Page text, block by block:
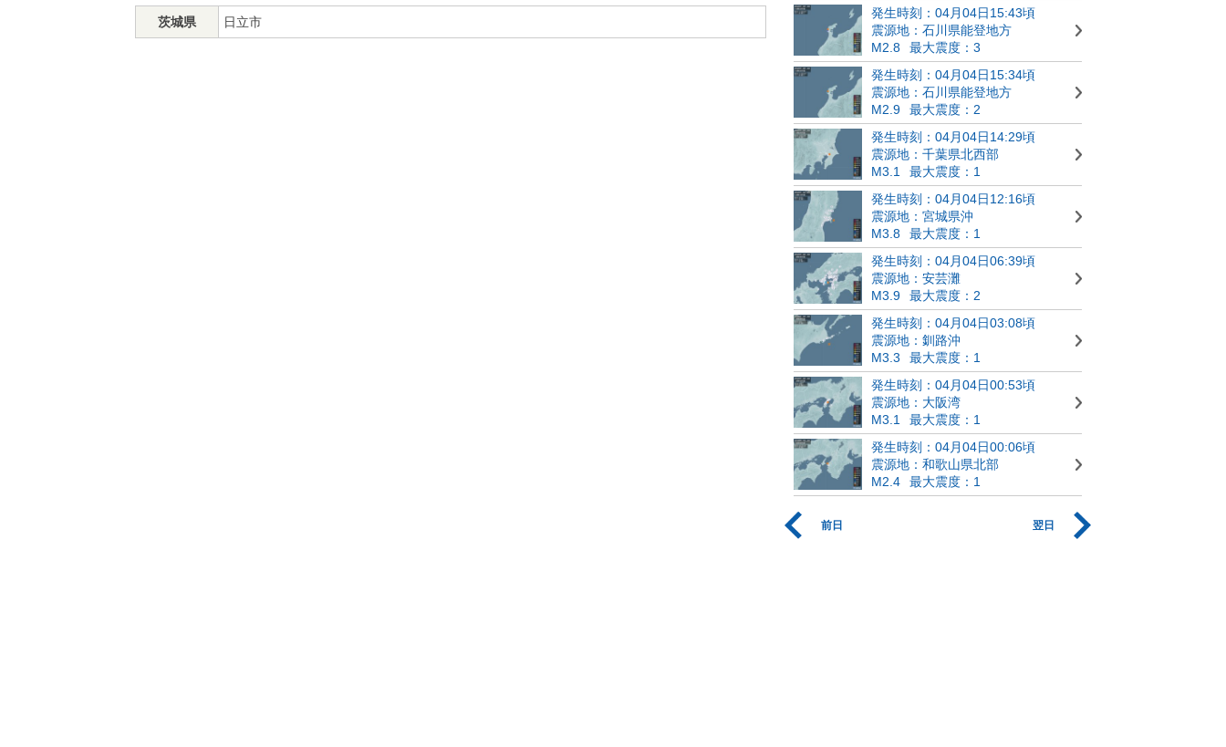
茨城県 日立市
発生時刻：04月04日15:43頃
震源地：石川県能登地方
M2.8
最大震度：3
発生時刻：04月04日15:34頃
震源地：石川県能登地方
M2.9
最大震度：2
発生時刻：04月04日14:29頃
震源地：千葉県北西部
M3.1
最大震度：1
発生時刻：04月04日12:16頃
震源地：宮城県沖
M3.8
最大震度：1
発生時刻：04月04日06:39頃
震源地：安芸灘
M3.9
最大震度：2
発生時刻：04月04日03:08頃
震源地：釧路沖
M3.3
最大震度：1
発生時刻：04月04日00:53頃
震源地：大阪湾
M3.1
最大震度：1
発生時刻：04月04日00:06頃
震源地：和歌山県北部
M2.4
最大震度：1
前日 翌日